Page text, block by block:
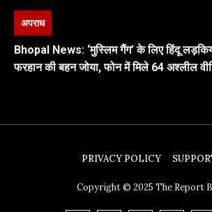
अपराध
Bhopal News: ‘मुस्लिम गैंग’ के लिए हिंदू
फरहान की बहन जोया, फोन में मिले 64 अश्लील
PRIVACY POLICY
Copyright © 2025 The Report